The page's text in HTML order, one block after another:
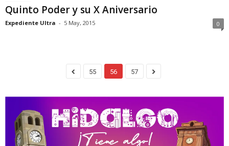
Quinto Poder y su X Aniversario
Expediente Ultra - 5 May, 2015 0
55 56 57